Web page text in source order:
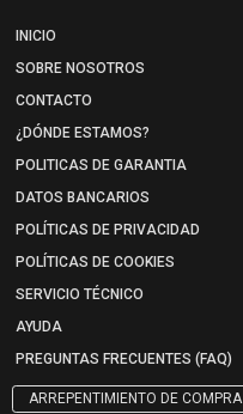
INICIO
SOBRE NOSOTROS
CONTACTO
¿DÓNDE ESTAMOS?
POLITICAS DE GARANTIA
DATOS BANCARIOS
POLÍTICAS DE PRIVACIDAD
POLÍTICAS DE COOKIES
SERVICIO TÉCNICO
AYUDA
PREGUNTAS FRECUENTES (FAQ)
ARREPENTIMIENTO DE COMPRA